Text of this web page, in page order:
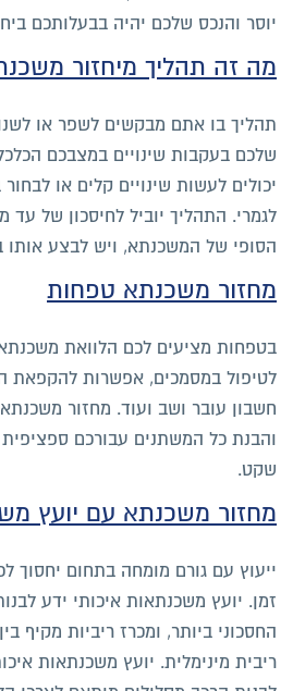
יוסר והנכס שלכם יהיה בבעלותכם
מה זה תהליך מיחזור
תהליך בו אתם מבקשים לשפר או
שלכם בעקבות שינויים במצבכם
יכולים לעשות שינויים קלים או
לגמרי. התהליך יוביל לחיסכון של
הסופי של המשכנתא, ויש לבצע אותו
מחזור משכנתא טפחות
בטפחות מציעים לכם הלוואת
לטיפול במסמכים, אפשרות להקפאת
חשבון עובר ושב ועוד. מחזור
והבנת כל המשתנים עבורכם ספציפית
שקט.
מחזור משכנתא עם יועץ
ייעוץ עם גורם מומחה בתחום יחסוך
זמן. יועץ משכנתאות איכותי ידע
החסכוני ביותר, ומכרז ריביות מקיף
ריבית מינימלית. יועץ משכנתאות